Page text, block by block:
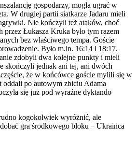
gospodarzy, mogła ugrać w
W drugiej partii siatkarze Jadaru mieli
Nie kończyli też ataków, choć
przez Łukasza Kruka było tym razem
bez właściwego tempa. Goście
Było m.in. 16:14 i 18:17.
zdobyli dwa kolejne punkty i mieli
skończyli jednak ani tej, ani dwóch
że w końcówce goście mylili się w
oddali po autowym zbiciu Adama
się już pod wyraźne dyktando
kogokolwiek wyróżnić, ale
gra środkowego bloku – Ukraińca